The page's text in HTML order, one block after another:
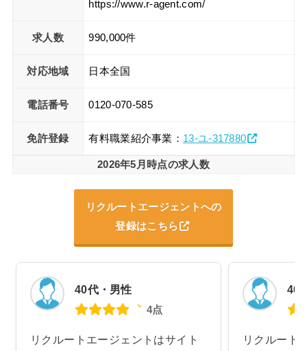
https://www.r-agent.com/
求人数 990,000件
対応地域 日本全国
電話番号 0120-070-585
免許登録 有料職業紹介事業： 13-ユ-317880
2026年5月時点の求人数
リクルートエージェントへの
登録はこちら
40代・男性
4点
リクルートエージェントはサイト
40
リクルート